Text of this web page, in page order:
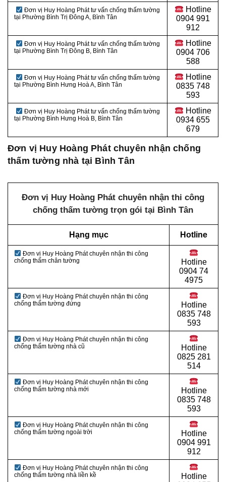
Đơn vị Huy Hoàng Phát tư vấn chống thấm tường
tại Phường Bình Trị Đông A, Bình Tân
Hotline
0904 991
912
Đơn vị Huy Hoàng Phát tư vấn chống thấm tường
tại Phường Bình Trị Đông B, Bình Tân
Hotline
0904 706
588
Đơn vị Huy Hoàng Phát tư vấn chống thấm tường
tại Phường Bình Hưng Hoà A, Bình Tân
Hotline
0835 748
593
Đơn vị Huy Hoàng Phát tư vấn chống thấm tường
tại Phường Bình Hưng Hoà B, Bình Tân
Hotline
0934 655
679
Đơn vị Huy Hoàng Phát chuyên nhận chống
thấm tường nhà tại Bình Tân
Đơn vị Huy Hoàng Phát chuyên nhận thi công
chống thấm tường trọn gói tại Bình Tân
Hạng mục Hotline
Đơn vị Huy Hoàng Phát chuyên nhận thi công
chống thấm chân tường
Hotline
0904 74
4975
Đơn vị Huy Hoàng Phát chuyên nhận thi công
chống thấm tường đứng
Hotline
0835 748
593
Đơn vị Huy Hoàng Phát chuyên nhận thi công
chống thấm tường nhà cũ
Hotline
0825 281
514
Đơn vị Huy Hoàng Phát chuyên nhận thi công
chống thấm tường nhà mới
Hotline
0835 748
593
Đơn vị Huy Hoàng Phát chuyên nhận thi công
chống thấm tường ngoài trời
Hotline
0904 991
912
Đơn vị Huy Hoàng Phát chuyên nhận thi công
chống thấm tường nhà liền kề
Hotline